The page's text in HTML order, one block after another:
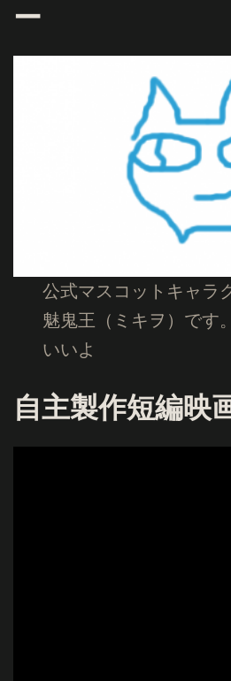
ー
公式マスコットキャラ
魅鬼王（ミキヲ）です
いいよ
自主製作短編映